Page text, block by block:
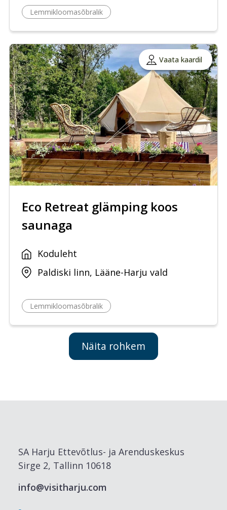
Lemmikloomasõbralik
Vaata kaardil
Eco Retreat glämping koos
saunaga
Koduleht
Paldiski linn, Lääne-Harju vald
Lemmikloomasõbralik
Näita rohkem
SA Harju Ettevõtlus- ja Arenduskeskus
Sirge 2, Tallinn 10618
info@visitharju.com